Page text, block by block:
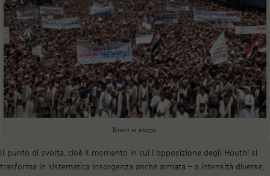
Yemen in piazza.
Il punto di svolta, cioè il momento in cui l’opposizione degli Houthi si
trasforma in sistematica insorgenza anche armata – a intensità diverse,